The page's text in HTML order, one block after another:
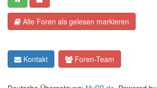
Alle Foren als gelesen markieren
Kontakt Foren-Team